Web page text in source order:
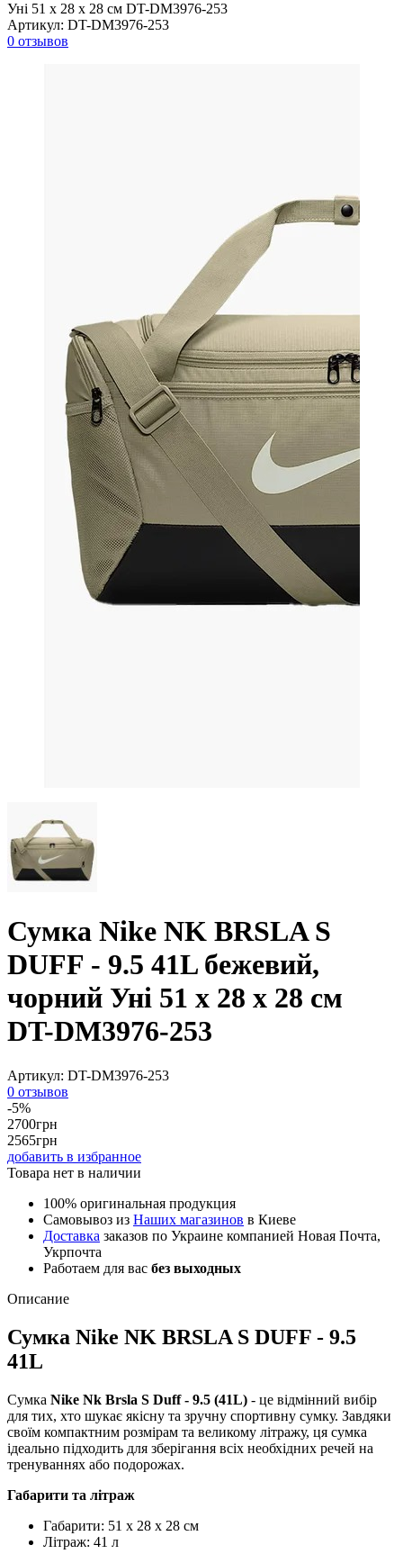
Уні 51 x 28 х 28 см DT-DM3976-253
Артикул: DT-DM3976-253
0 отзывов
Сумка Nike NK BRSLA S
DUFF - 9.5 41L бежевий,
чорний Уні 51 x 28 х 28 см
DT-DM3976-253
Артикул: DT-DM3976-253
0 отзывов
-5%
2700грн
2565грн
добавить в избранное
Товара нет в наличии
100% оригинальная продукция
Самовывоз из Наших магазинов в Киеве
Доставка заказов по Украине компанией Новая Почта,
Укрпочта
Работаем для вас без выходных
Описание
Сумка Nike NK BRSLA S DUFF - 9.5
41L
Сумка Nike Nk Brsla S Duff - 9.5 (41L) - це відмінний вибір
для тих, хто шукає якісну та зручну спортивну сумку. Завдяки
своїм компактним розмірам та великому літражу, ця сумка
ідеально підходить для зберігання всіх необхідних речей на
тренуваннях або подорожах.
Габарити та літраж
Габарити: 51 x 28 x 28 см
Літраж: 41 л